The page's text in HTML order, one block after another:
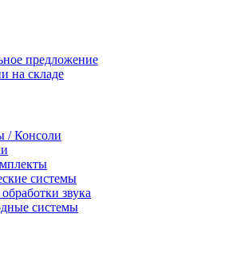
предложение
на складе
/ Консоли
системы
звука
системы